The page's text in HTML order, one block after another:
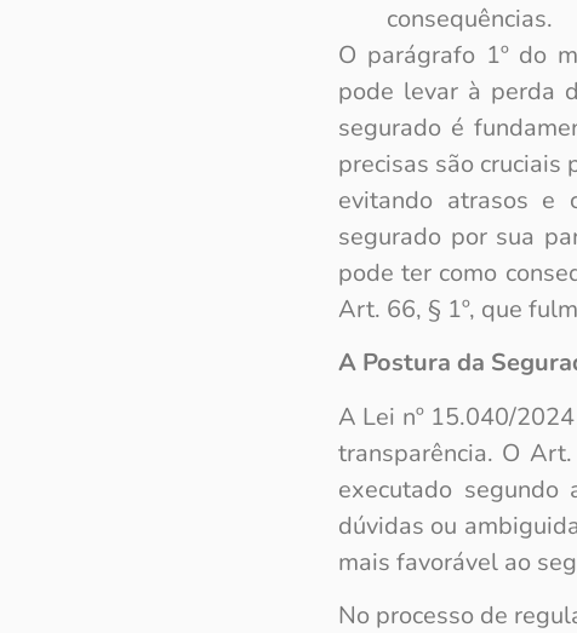
consequências.
O parágrafo 1º do
pode levar à perda
segurado é
precisas são cruciais
evitando atrasos e
segurado por sua
pode ter como
Art. 66, § 1º, que
A Postura da
A Lei nº 15.040/
transparência. O
executado
dúvidas ou
mais favorável ao
No processo de